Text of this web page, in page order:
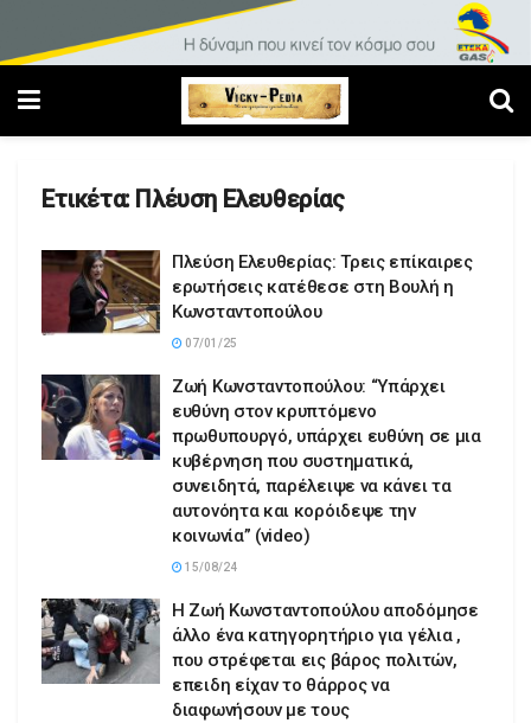
Ετικέτα: Πλέυση Ελευθερίας
Πλεύση Ελευθερίας: Τρεις επίκαιρες
ερωτήσεις κατέθεσε στη Βουλή η
Κωνσταντοπούλου
07/01/25
Ζωή Κωνσταντοπούλου: “Υπάρχει
ευθύνη στον κρυπτόμενο
πρωθυπουργό, υπάρχει ευθύνη σε μια
κυβέρνηση που συστηματικά,
συνειδητά, παρέλειψε να κάνει τα
αυτονόητα και κορόιδεψε την
κοινωνία” (video)
15/08/24
Η Ζωή Κωνσταντοπούλου αποδόμησε
άλλο ένα κατηγορητήριο για γέλια ,
που στρέφεται εις βάρος πολιτών,
επειδη είχαν το θάρρος να
διαφωνήσουν με τους